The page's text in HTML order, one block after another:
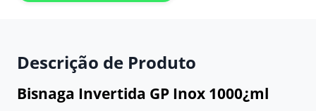
Descrição de Produto
Bisnaga Invertida GP Inox 1000¿ml